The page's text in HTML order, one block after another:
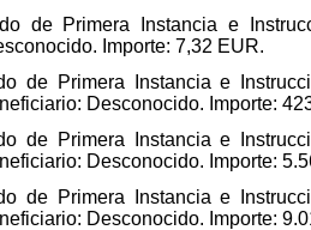
de Primera Instancia e
Importe: 7,32 EUR.
de Primera Instancia e
Desconocido. Importe:
de Primera Instancia e
Desconocido. Importe:
de Primera Instancia e
Desconocido. Importe: